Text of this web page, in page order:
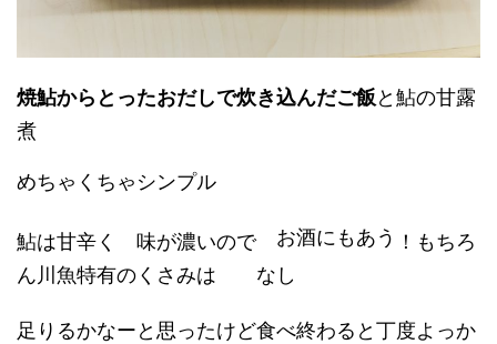
焼鮎からとったおだしで炊き込んだご飯と鮎の甘露
煮
めちゃくちゃシンプル
鮎は甘辛く 味が濃いので お酒にもあう
！もちろ
ん川魚特有のくさみは なし
足りるかなーと思ったけど食べ終わると丁度よっか